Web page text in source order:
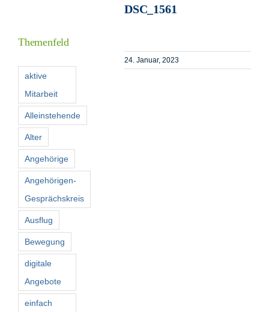
Kontakt
Suche
nach:
DSC_1561
24. Januar, 2023
Themenfeld
aktive
Mitarbeit
Alleinstehende
Alter
Angehörige
Angehörigen-
Gesprächskreis
Ausflug
Bewegung
digitale
Angebote
einfach